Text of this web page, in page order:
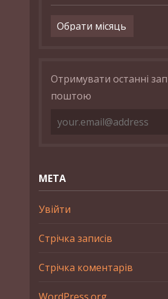
Архіви
Отримувати останні
поштою
МЕТА
Увійти
Стрічка записів
Стрічка коментарів